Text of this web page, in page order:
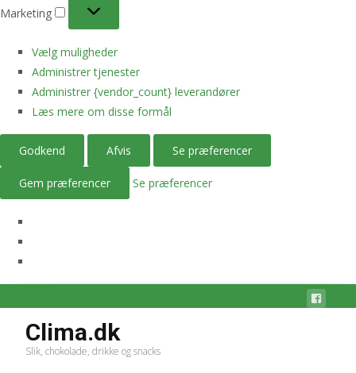
Marketing
Vælg muligheder
Administrer tjenester
Administrer {vendor_count} leverandører
Læs mere om disse formål
Godkend Afvis Se præferencer
Gem præferencer Se præferencer
Clima.dk
Slik, chokolade, drikke og snacks